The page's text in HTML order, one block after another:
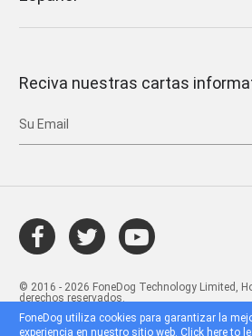
Reciva nuestras cartas
© 2016 - 2026 FoneDog Technology Limited,
derechos reservados.
FoneDog utiliza cookies para garantizar la
experiencia en nuestro sitio web. Click hereto